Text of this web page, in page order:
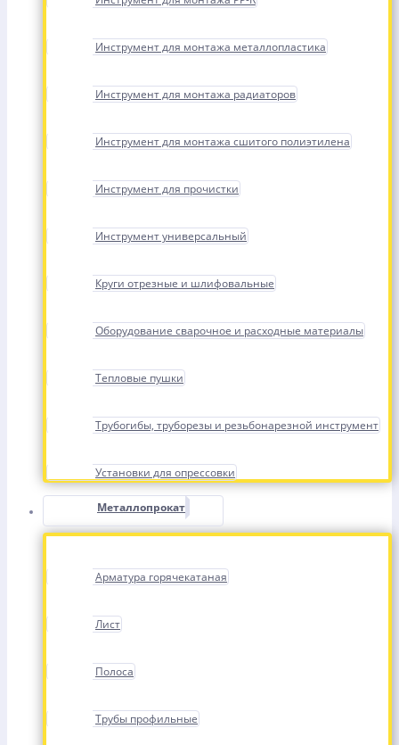
Инструмент для монтажа металлопластика
Инструмент для монтажа радиаторов
Инструмент для монтажа сшитого полиэтилена
Инструмент для прочистки
Инструмент универсальный
Круги отрезные и шлифовальные
Оборудование сварочное и расходные материалы
Тепловые пушки
Трубогибы, труборезы и резьбонарезной инструмент
Установки для опрессовки
Металлопрокат
Арматура горячекатаная
Лист
Полоса
Трубы профильные